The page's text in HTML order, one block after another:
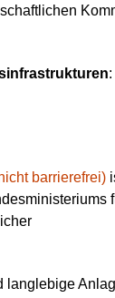
:
barrierefrei)
langlebige